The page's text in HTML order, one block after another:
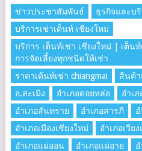
ข่าวประชาสัมพันธ์
ธุรกิจและบ
บริการเช่าเต็นท์ เชียงใหม่
บริการ เต็นท์เช่า เชียงใหม่ | เต็น
การจัดเลี้ยงทุกชนิดให้เช่า
ราคาเต้นท์เช่า chiangmai
สินค้า
อ.สะเมิง
อำเภอดอยหล่อ อำเภ
อำเภอสันทราย
อำเภอสารภี อ
อำเภอเมืองเชียงใหม่
อำเภอเวีย
อำเภอแม่ออน
อำเภอแม่อาย